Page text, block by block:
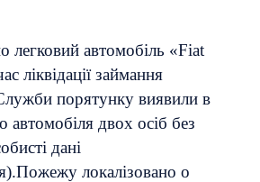
легковий автомобіль «Fiat
ліквідації займання
порятунку виявили в
автомобіля двох осіб без
дані
локалізовано о